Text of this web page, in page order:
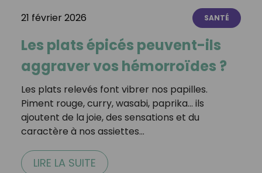
21 février 2026 SANTÉ
Les plats épicés peuvent-ils
aggraver vos hémorroïdes ?
Les plats relevés font vibrer nos papilles.
Piment rouge, curry, wasabi, paprika… ils
ajoutent de la joie, des sensations et du
caractère à nos assiettes…
LIRE LA SUITE